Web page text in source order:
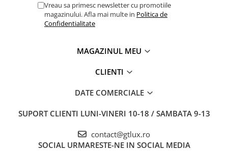
Vreau sa primesc newsletter cu promotiile
magazinului. Afla mai multe in Politica de
Confidentialitate
MAGAZINUL MEU
CLIENTI
DATE COMERCIALE
SUPORT CLIENTI LUNI-VINERI 10-18 / SAMBATA 9-13
contact@gtlux.ro
SOCIAL URMARESTE-NE IN SOCIAL MEDIA